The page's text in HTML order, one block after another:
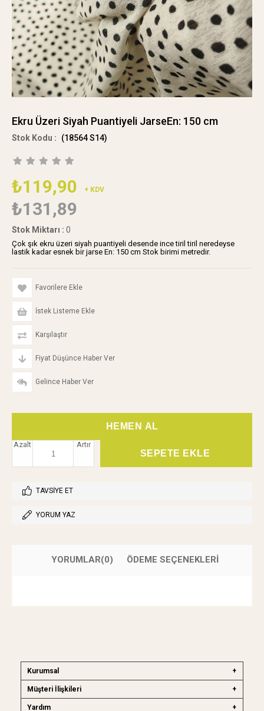
Ekru Üzeri Siyah Puantiyeli JarseEn: 150 cm
(18564 S14)
₺119,90 + KDV
₺131,89
Stok Miktarı : 0
Çok şık ekru üzeri siyah puantiyeli desende ince tiril tiril neredeyse
lastik kadar esnek bir jarse En: 150 cm Stok birimi metredir.
Favorilere Ekle
İstek Listeme Ekle
Karşılaştır
Fiyat Düşünce Haber Ver
Gelince Haber Ver
Artır
Azalt
TAVSIYE ET
YORUM YAZ
YORUMLAR(0) ÖDEME SEÇENEKLERI
Kurumsal
Müşteri İlişkileri
Yardım